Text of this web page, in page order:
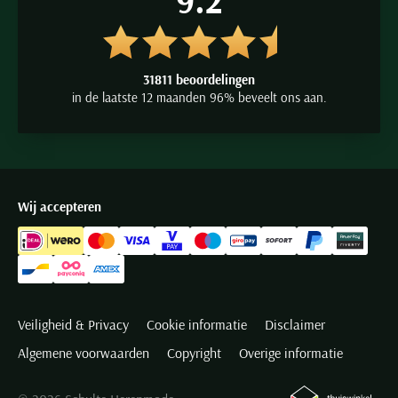
31811 beoordelingen
in de laatste 12 maanden 96% beveelt ons aan.
Wij accepteren
Veiligheid & Privacy Cookie informatie
Disclaimer
Algemene voorwaarden
Copyright Overige informatie